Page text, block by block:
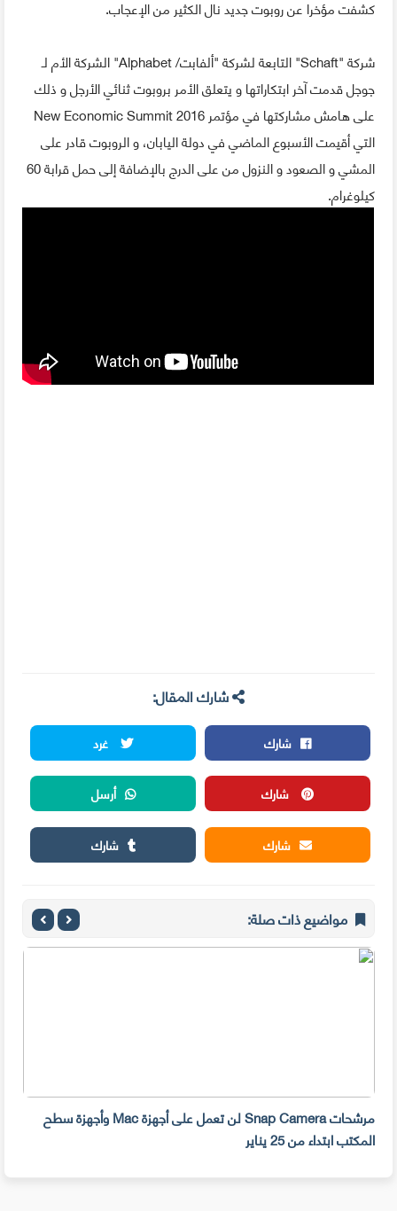
كشفت مؤخرا عن روبوت جديد نال الكثير من الإعجاب.
شركة "Schaft" التابعة لشركة "ألفابت/ Alphabet" الشركة الأم لـ
جوجل قدمت آخر ابتكاراتها و يتعلق الأمر بروبوت ثنائي الأرجل و ذلك
على هامش مشاركتها في مؤتمر New Economic Summit 2016
التي أقيمت الأسبوع الماضي في دولة اليابان، و الروبوت قادر على
المشي و الصعود و النزول من على الدرج بالإضافة إلى حمل قرابة 60
كيلوغرام.
شارك المقال:
شارك
غرد
شارك
أرسل
شارك
شارك
مواضيع ذات صلة:
مرشحات Snap Camera لن تعمل على أجهزة Mac وأجهزة سطح
المكتب ابتداء من 25 يناير